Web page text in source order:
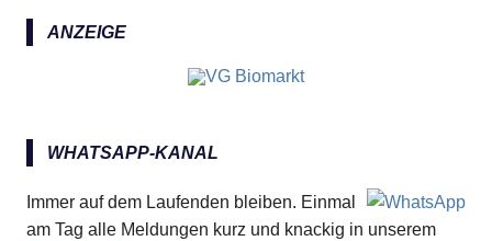
ANZEIGE
WHATSAPP-KANAL
Immer auf dem Laufenden bleiben. Einmal
am Tag alle Meldungen kurz und knackig in unserem